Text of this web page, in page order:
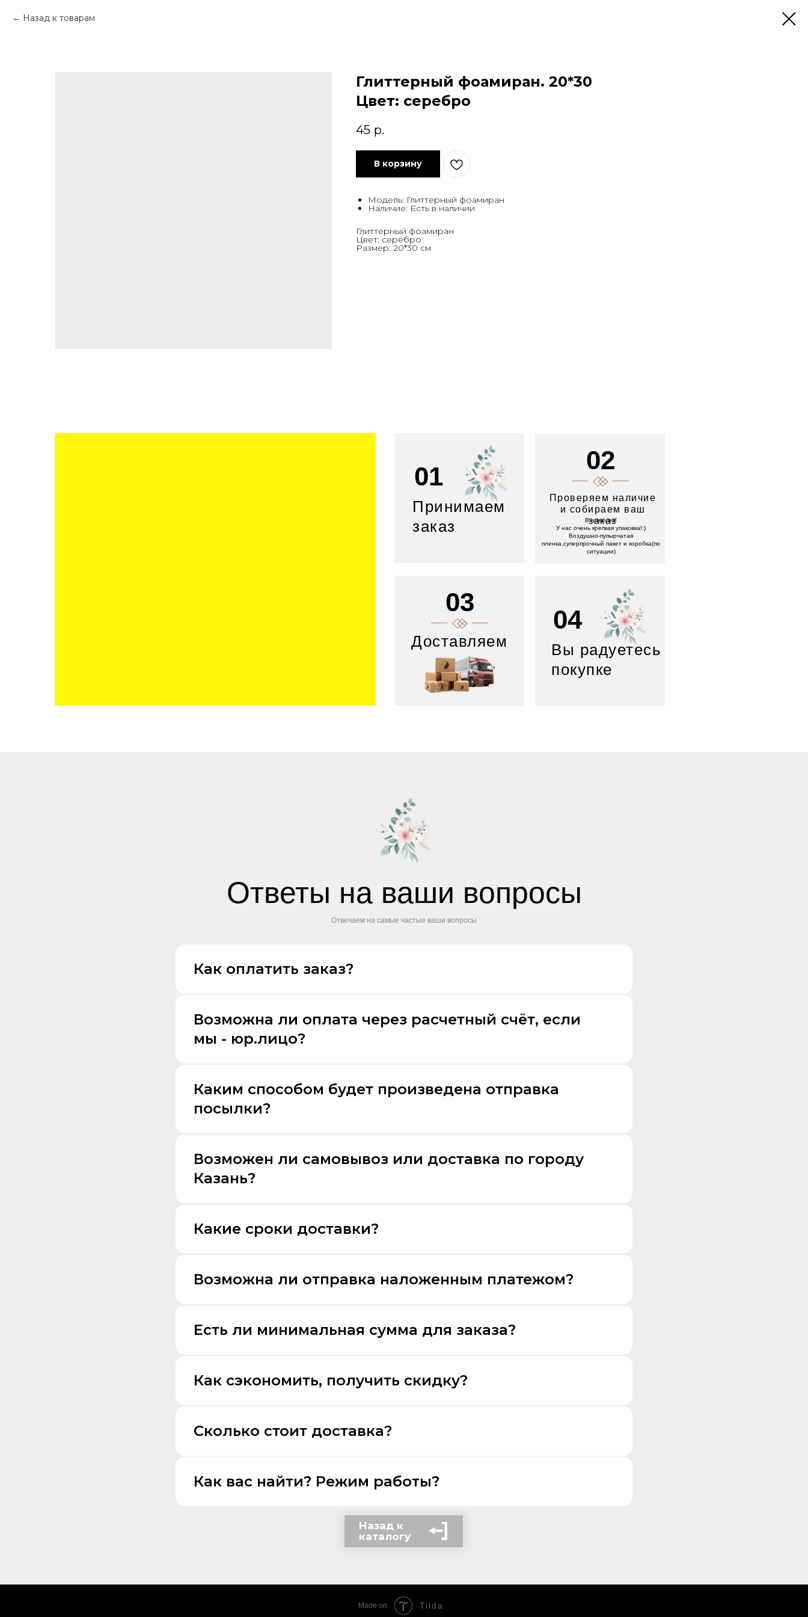
Назад к товарам
Глиттерный фоамиран. 20*30
Цвет: серебро
45 р.
В корзину
Модель: Глиттерный фоамиран
Наличие: Есть в наличии
Глиттерный фоамиран
Цвет: серебро
Размер: 20*30 см
01
Принимаем
заказ
02
Проверяем наличие
и собираем ваш
заказ
03
Доставляем
04
Вы радуетесь
покупке
Внимание!
У нас очень крепкая упаковка!:)
Воздушно-пупырчатая
пленка,суперпрочный пакет и коробка(по
ситуации)
Ответы на ваши вопросы
Отвечаем на самые частые ваши вопросы
Как оплатить заказ?
Возможна ли оплата через расчетный счёт, если
мы - юр.лицо?
Каким способом будет произведена отправка
посылки?
Возможен ли самовывоз или доставка по городу
Казань?
Какие сроки доставки?
Возможна ли отправка наложенным платежом?
Есть ли минимальная сумма для заказа?
Как сэкономить, получить скидку?
Сколько стоит доставка?
Как вас найти? Режим работы?
Назад к
каталогу
Made on Tilda